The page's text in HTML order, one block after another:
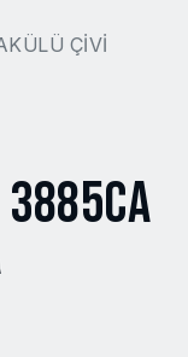
ÇİVİ
3885CA